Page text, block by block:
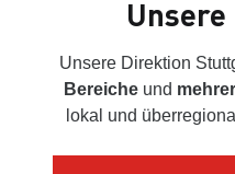
Unsere Direktion
Bereiche und
lokal und